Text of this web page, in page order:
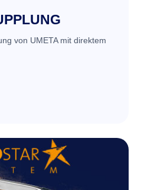
von UMETA mit direktem